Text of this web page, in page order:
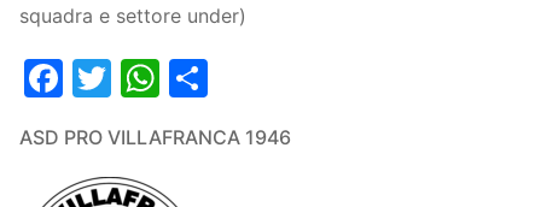
Primi calci
Esordienti
Juniores
squadra e settore under)
Facebook
TwitterWhatsApp
ASD PRO VILLAFRANCA 1946